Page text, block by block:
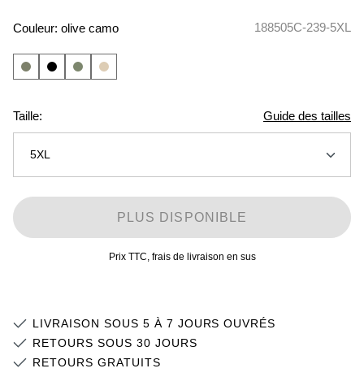
Couleur: olive camo 188505C-239-5XL
Taille: Guide des tailles
5XL
S
XL
PLUS DISPONIBLE
Prix TTC, frais de livraison en sus
LIVRAISON SOUS 5 À 7 JOURS OUVRÉS
RETOURS SOUS 30 JOURS
RETOURS GRATUITS